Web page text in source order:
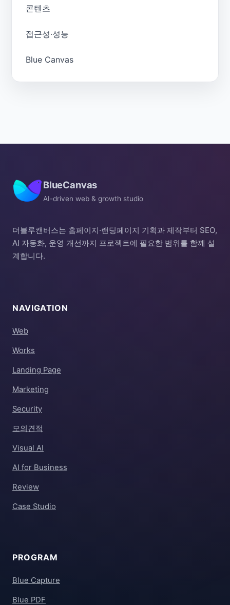
콘텐츠
접근성·성능
Blue Canvas
BlueCanvas
AI-driven web & growth studio
더블루캔버스는 홈페이지·랜딩페이지 기획과 제작부터 SEO,
AI 자동화, 운영 개선까지 프로젝트에 필요한 범위를 함께 설
계합니다.
NAVIGATION
Web
Works
Landing Page
Marketing
Security
모의견적
Visual AI
AI for Business
Review
Case Studio
PROGRAM
Blue Capture
Blue PDF